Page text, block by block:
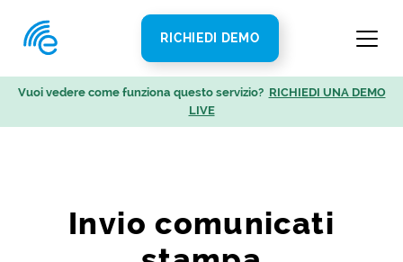
RICHIEDI DEMO
Invio comunicati
Vuoi vedere come funziona questo servizio? RICHIEDI UNA DEMO
LIVE